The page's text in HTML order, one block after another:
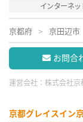
インターネッ
京都府 京田辺市
お問合
運営会社： 株式会社京
京都グレイスイン